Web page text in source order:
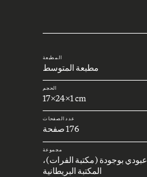
المطبعة
مطبعة المتوسط
الحجم
17x24x1 cm
عدد الصفحات
176 صفحة
مجموعة
عبودي بوجودة (مكتبة الفرات)،
المكتبة البريطانية